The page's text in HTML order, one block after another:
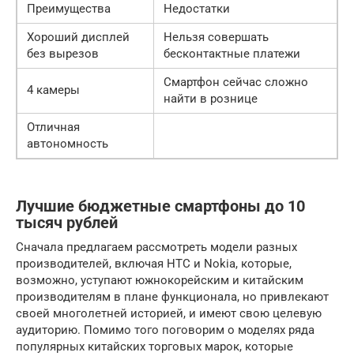
Преимущества
Недостатки
Хороший дисплей
без вырезов
Нельзя совершать
бесконтактные платежи
4 камеры
Смартфон сейчас сложно
найти в рознице
Отличная
автономность
Лучшие бюджетные смартфоны до 10
тысяч рублей
Сначала предлагаем рассмотреть модели разных
производителей, включая HTC и Nokia, которые,
возможно, уступают южнокорейским и китайским
производителям в плане функционала, но привлекают
своей многолетней историей, и имеют свою целевую
аудиторию. Помимо того поговорим о моделях ряда
популярных китайских торговых марок, которые